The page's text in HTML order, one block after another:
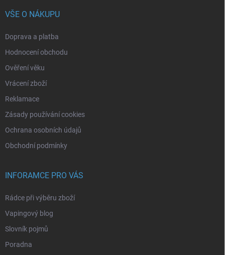
VŠE O NÁKUPU
Doprava a platba
Hodnocení obchodu
Ověření věku
Vrácení zboží
Reklamace
Zásady používání cookies
Ochrana osobních údajů
Obchodní podmínky
INFORAMCE PRO VÁS
Rádce při výběru zboží
Vapingový blog
Slovník pojmů
Poradna